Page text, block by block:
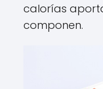
calorías
componen.